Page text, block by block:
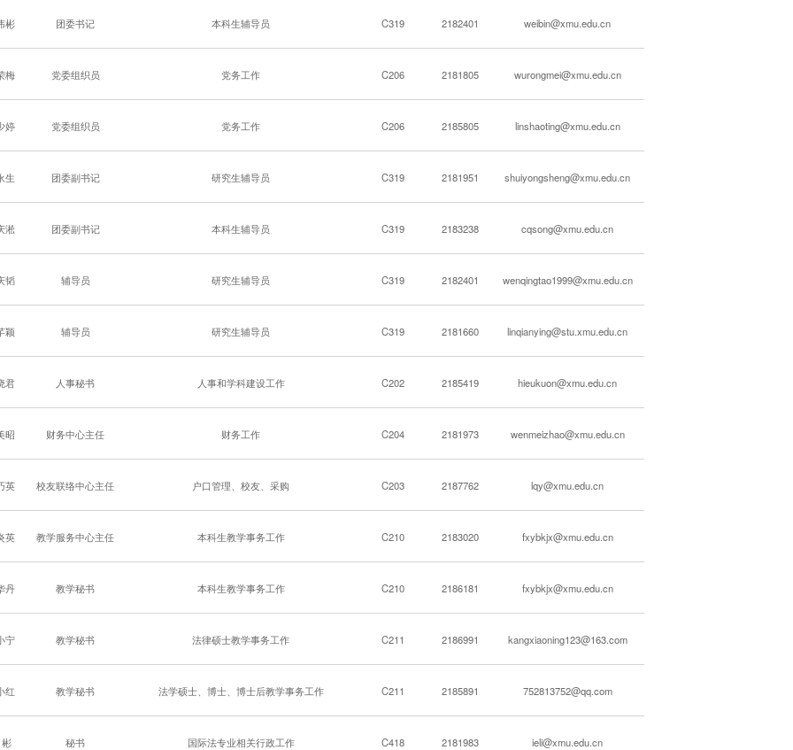
彬 团委书记 本科生辅导员 C319 2182401 weibin@xmu.edu.cn
梅 党委组织员 党务工作 C206 2181805 wurongmei@xmu.edu.cn
婷 党委组织员 党务工作 C206 2185805 linshaoting@xmu.edu.cn
生 团委副书记 研究生辅导员 C319 2181951 shuiyongsheng@xmu.edu.cn
淞 团委副书记 本科生辅导员 C319 2183238 cqsong@xmu.edu.cn
韬 ​辅导员 研究生辅导员 C319 2182401 wenqingtao1999@xmu.edu.cn
颖 辅导员 研究生辅导员 C319 2181660 linqianying@stu.xmu.edu.cn
君 人事秘书 人事和学科建设工作 C202 2185419 hieukuon@xmu.edu.cn
昭 财务中心主任 财务工作 C204 2181973 wenmeizhao@xmu.edu.cn
英 校友联络中心主任 户口管理、校友、采购 C203 2187762 lqy@xmu.edu.cn
英 教学服务中心主任 本科生教学事务工作 C210 2183020 fxybkjx@xmu.edu.cn
丹 教学秘书 本科生教学事务工作 C210 2186181 fxybkjx@xmu.edu.cn
宁 教学秘书 法律硕士教学事务工作 C211 2186991 kangxiaoning123@163.com
红 教学秘书 法学硕士、博士、博士后教学事务工作 C211 2185891 752813752@qq.com
秘书 国际法专业相关行政工作 C418 2181983 ieli@xmu.edu.cn